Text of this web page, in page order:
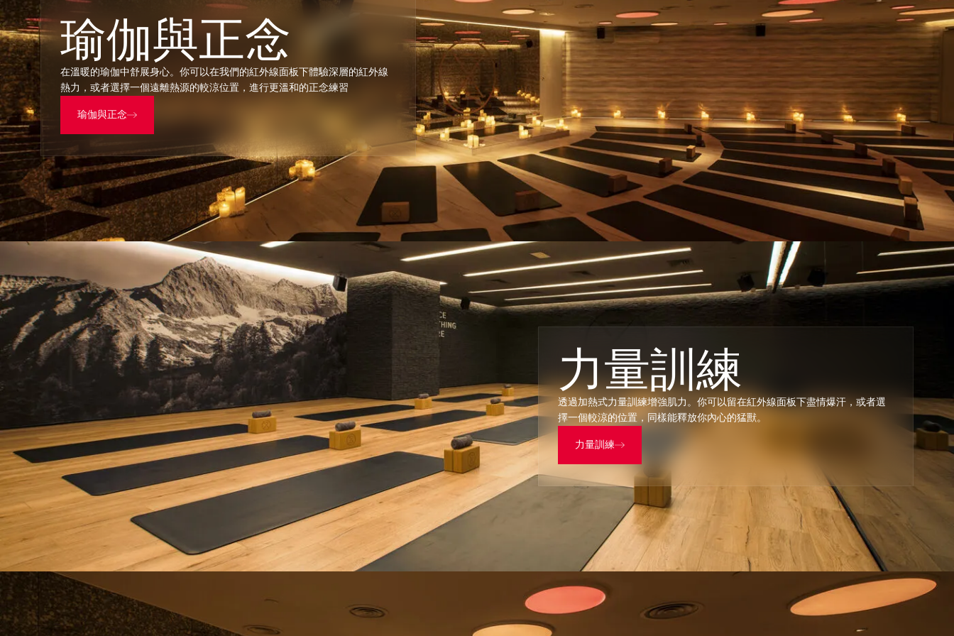
瑜伽與正念
在溫暖的瑜伽中舒展身心。你可以在我們的紅外線面板下體驗深層的紅外線
熱力，或者選擇一個遠離熱源的較涼位置，進行更溫和的正念練習
瑜伽與正念
力量訓練
透過加熱式力量訓練增強肌力。你可以留在紅外線面板下盡情爆汗，或者選
擇一個較涼的位置，同樣能釋放你內心的猛獸。
力量訓練